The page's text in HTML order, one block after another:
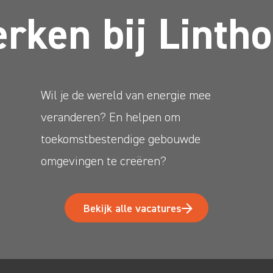
bij
Wil je de wereld van energie mee
veranderen? En helpen om
toekomstbestendige gebouwde
omgevingen te creëren?
Bekijk alle vacatures